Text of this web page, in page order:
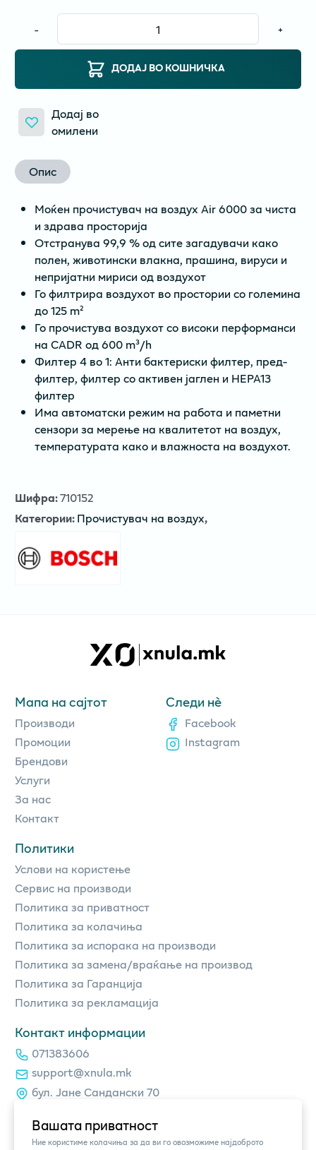
Вашата приватност
Ние користиме колачиња за да ви го овозможиме најдоброто
- +
ДОДАЈ ВО КОШНИЧКА
Додај во
омилени
Опис
Моќен прочистувач на воздух Air 6000 за чиста
и здрава просторија
Отстранува 99,9 % од сите загадувачи како
полен, животински влакна, прашина, вируси и
непријатни мириси од воздухот
Го филтрира воздухот во простории со големина
до 125 m²
Го прочистува воздухот со високи перформанси
на CADR од 600 m³/h
Филтер 4 во 1: Анти бактериски филтер, пред-
филтер, филтер со активен јаглен и HEPA13
филтер
Има автоматски режим на работа и паметни
сензори за мерење на квалитетот на воздух,
температурата како и влажноста на воздухот.
Шифра:710152
Категории:Прочистувач на воздух,
Мапа на сајтот
Производи
Промоции
Брендови
Услуги
За нас
Контакт
Политики
Услови на користење
Сервис на производи
Политика за приватност
Политика за колачиња
Политика за испорака на производи
Политика за замена/враќање на производ
Политика за Гаранција
Политика за рекламација
Контакт информации
071383606
support@xnula.mk
бул. Јане Сандански 70
Следи нè
Facebook
Instagram